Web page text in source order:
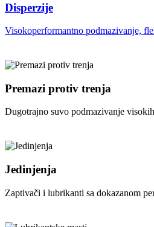
Disperzije
Visokoperformantno podmazivanje,
Premazi protiv trenja
Dugotrajno suvo podmazivanje
Jedinjenja
Zaptivači i lubrikanti sa dokazanom